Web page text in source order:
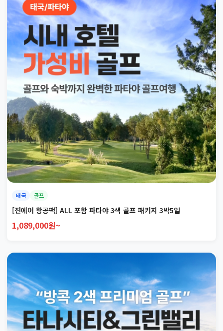
태국 골프
[진에어 항공팩] ALL 포함 파타야 3색 골프 패키지 3박5일
1,089,000원~